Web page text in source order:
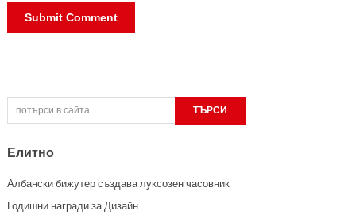
Елитно
Албански бижутер създава луксозен часовник
Годишни награди за Дизайн